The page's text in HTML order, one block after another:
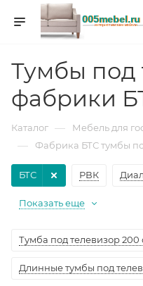
Тумбы под
фабрики
Каталог — Мебель для
— Фабрика БТС тумбы
РВК Диал
БТС
Показать еще
Тумба под телевизор 200
Длинные тумбы под